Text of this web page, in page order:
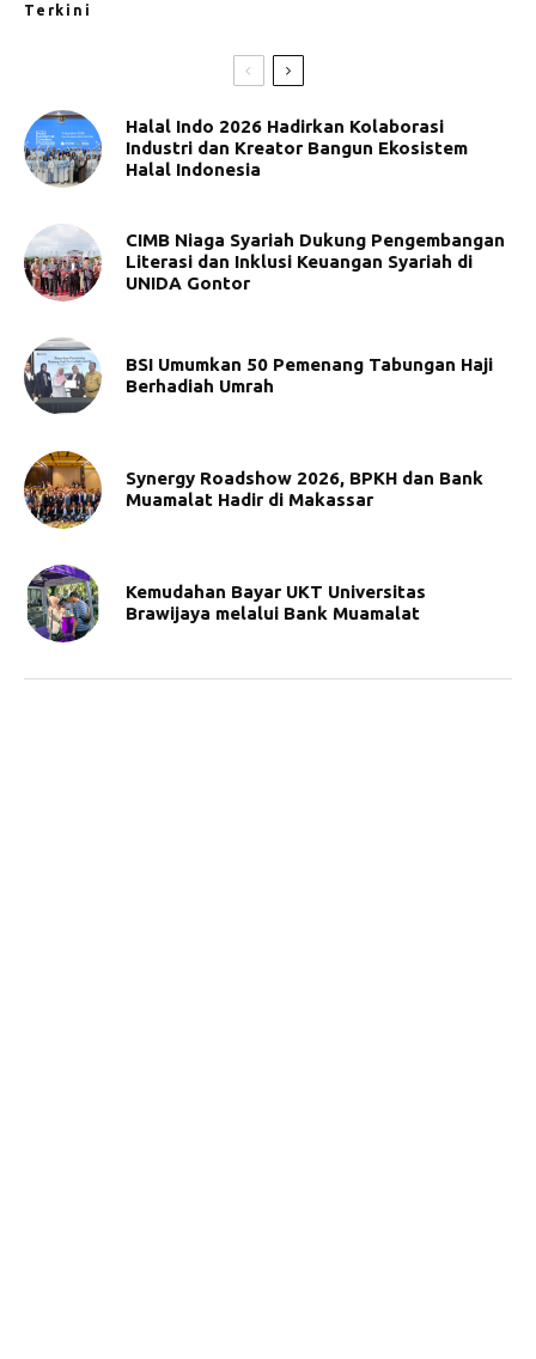
Terkini
Halal Indo 2026 Hadirkan Kolaborasi
Industri dan Kreator Bangun Ekosistem
Halal Indonesia
CIMB Niaga Syariah Dukung Pengembangan
Literasi dan Inklusi Keuangan Syariah di
UNIDA Gontor
BSI Umumkan 50 Pemenang Tabungan Haji
Berhadiah Umrah
Synergy Roadshow 2026, BPKH dan Bank
Muamalat Hadir di Makassar
Kemudahan Bayar UKT Universitas
Brawijaya melalui Bank Muamalat